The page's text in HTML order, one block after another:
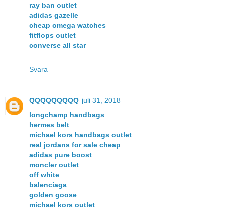
ray ban outlet
adidas gazelle
cheap omega watches
fitflops outlet
converse all star
Svara
QQQQQQQQQ juli 31, 2018
longchamp handbags
hermes belt
michael kors handbags outlet
real jordans for sale cheap
adidas pure boost
moncler outlet
off white
balenciaga
golden goose
michael kors outlet